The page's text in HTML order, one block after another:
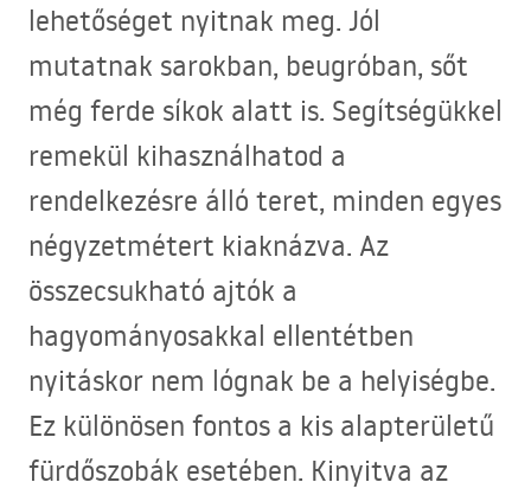
lehetőséget nyitnak meg. Jól
mutatnak sarokban, beugróban, sőt
még ferde síkok alatt is. Segítségükkel
remekül kihasználhatod a
rendelkezésre álló teret, minden egyes
négyzetmétert kiaknázva. Az
összecsukható ajtók a
hagyományosakkal ellentétben
nyitáskor nem lógnak be a helyiségbe.
Ez különösen fontos a kis alapterületű
fürdőszobák esetében. Kinyitva az